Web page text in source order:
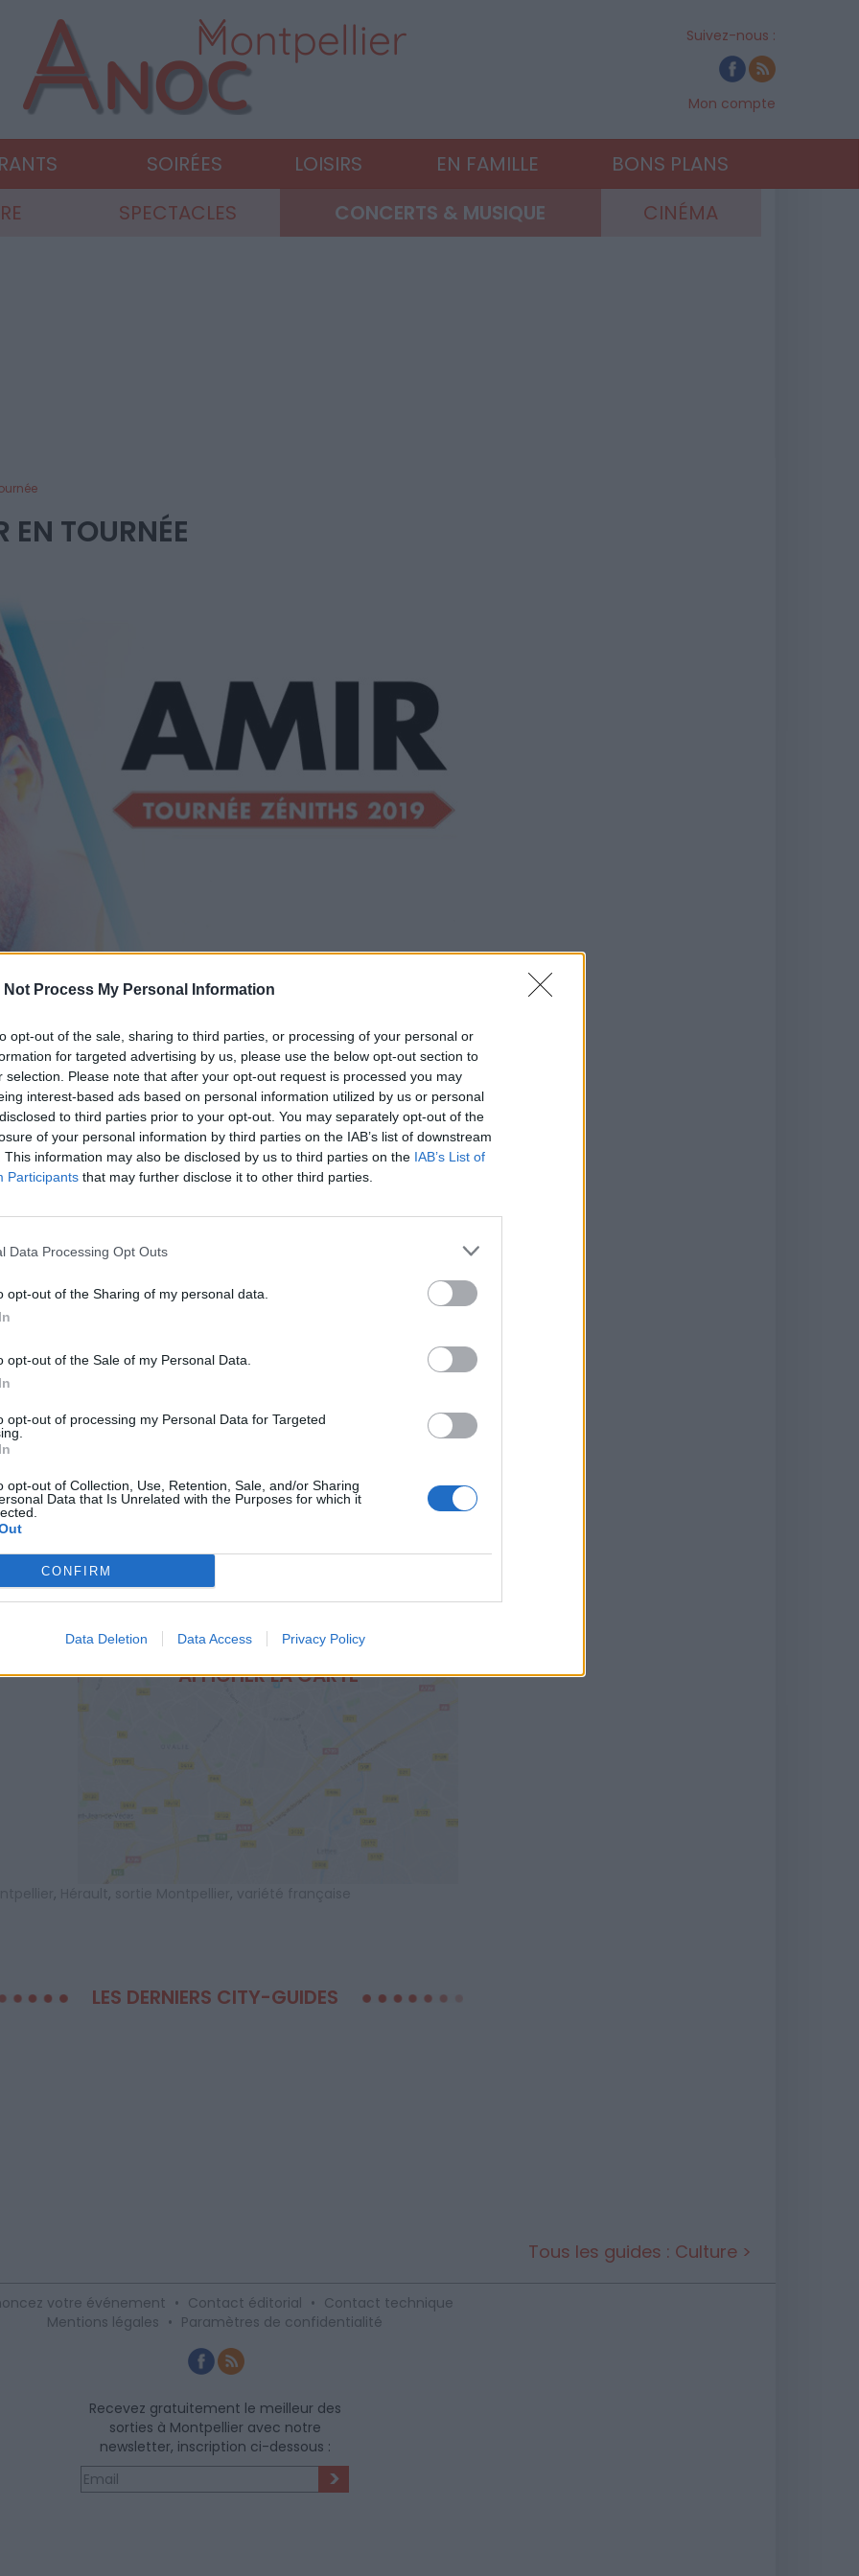
Not Process My Personal Information
opt-out of the sale, sharing to third parties, or processing of your personal or
for targeted advertising by us, please use the below opt-out section to
selection. Please note that after your opt-out request is processed you may
interest-based ads based on personal information utilized by us or personal
to third parties prior to your opt-out. You may separately opt-out of the
of your personal information by third parties on the IAB’s list of downstream
This information may also be disclosed by us to third parties on the IAB’s List of
Participants that may further disclose it to other third parties.
Data Processing Opt Outs
opt-out of the Sharing of my personal data.
opt-out of the Sale of my Personal Data.
opt-out of processing my Personal Data for Targeted
opt-out of Collection, Use, Retention, Sale, and/or Sharing
Data that Is Unrelated with the Purposes for which it
CONFIRM
Data Deletion Data Access Privacy Policy
Suivez-nous :
Mon compte
SOIRÉES LOISIRS EN FAMILLE
BONS PLANS
SPECTACLES CONCERTS & MUSIQUE CINÉMA
EN TOURNÉE
2018 à 16h36
par le Zénith Sud de Montpellier le dimanche 7 avril
son public que le chanteur affectionne
où il finit 3ème, et sa prestation remarquée et
Amir, le jeune chanteur au sourire ravageur !
Amir nous fera l'honneur d'interpréter tous ses succès "J'ai
titres tirés de son dernier album
, sorti en
vite votre place !
AFFICHER LA CARTE
, , ,
LES DERNIERS CITY-GUIDES
Tous les guides : Culture >
votre événement • Contact éditorial • Contact technique
Mentions légales • Paramètres de confidentialité
Recevez gratuitement le meilleur des
sorties à Montpellier avec notre
newsletter, inscription ci-dessous :
>